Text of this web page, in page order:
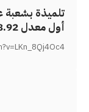
تلميذة بشعبة
أول معدل 18.92 على صعيد إقليم شفشاون